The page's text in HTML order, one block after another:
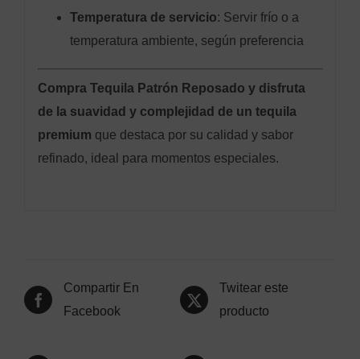
Temperatura de servicio: Servir frío o a
temperatura ambiente, según preferencia
Compra Tequila Patrón Reposado y disfruta
de la suavidad y complejidad de un tequila
premium que destaca por su calidad y sabor
refinado, ideal para momentos especiales.
Compartir En
Facebook
Twitear este
producto